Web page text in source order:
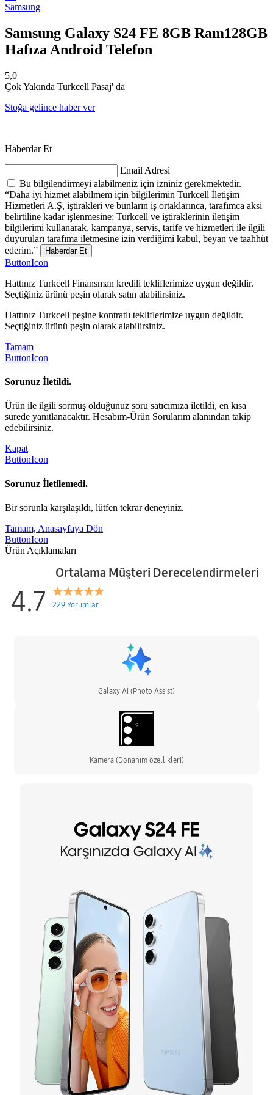
Samsung
Samsung Galaxy S24 FE 8GB Ram128GB
Hafıza Android Telefon
5,0
Çok Yakında Turkcell Pasaj' da
Stoğa gelince haber ver
Haberdar Et
Email Adresi
Bu bilgilendirmeyi alabilmeniz için izniniz gerekmektedir.
“Daha iyi hizmet alabilmem için bilgilerimin Turkcell İletişim
Hizmetleri A.Ş, iştirakleri ve bunların iş ortaklarınca, tarafımca aksi
belirtiline kadar işlenmesine; Turkcell ve iştiraklerinin iletişim
bilgilerimi kullanarak, kampanya, servis, tarife ve hizmetleri ile ilgili
duyuruları tarafıma iletmesine izin verdiğimi kabul, beyan ve taahhüt
ederim.”
Haberdar Et
ButtonIcon
Hattınız Turkcell Finansman kredili tekliflerimize uygun değildir.
Seçtiğiniz ürünü peşin olarak satın alabilirsiniz.
Hattınız Turkcell peşine kontratlı tekliflerimize uygun değildir.
Seçtiğiniz ürünü peşin olarak alabilirsiniz.
Tamam
ButtonIcon
Sorunuz İletildi.
Ürün ile ilgili sormuş olduğunuz soru satıcımıza iletildi, en kısa
sürede yanıtlanacaktır. Hesabım-Ürün Sorularım alanından takip
edebilirsiniz.
Kapat
ButtonIcon
Sorunuz İletilemedi.
Bir sorunla karşılaşıldı, lütfen tekrar deneyiniz.
Tamam, Anasayfaya Dön
ButtonIcon
Ürün Açıklamaları
Ortalama Müşteri Derecelendirmeleri
4.7 229 Yorumlar
Galaxy AI (Photo Assist)
Kamera (Donanım özellikleri)